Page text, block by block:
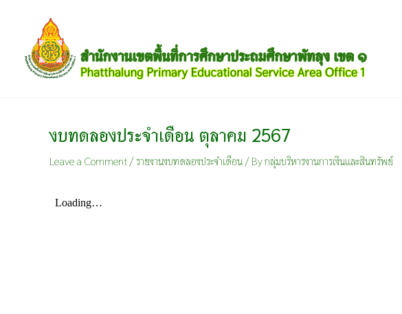
งบทดลองประจำเดือน ตุลาคม 2567
Leave a Comment/รายงานงบทดลองประจำเดือน/ Byกลุ่มบริหารงานการเงินและสินทรัพย์